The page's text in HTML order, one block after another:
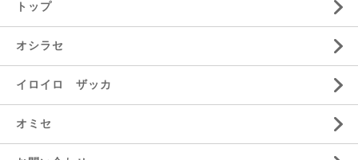
トップ
オシラセ
イロイロ ザッカ
オミセ